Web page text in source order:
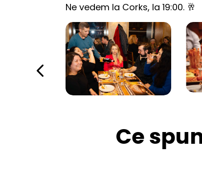
Ne vedem la Corks, la 19:00. 🥂
Ce